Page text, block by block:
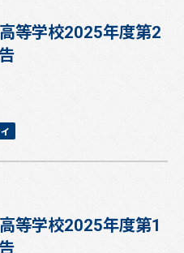
等学校2025年度第2
等学校2025年度第1